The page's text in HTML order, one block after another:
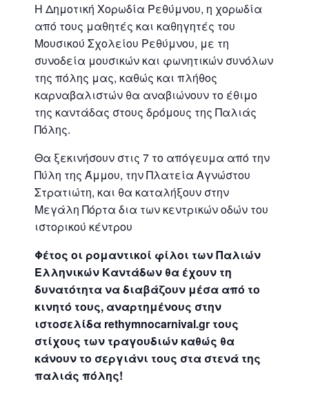
Η Δημοτική Χορωδία Ρεθύμνου, η χορωδία
από τους μαθητές και καθηγητές του
Μουσικού Σχολείου Ρεθύμνου, με τη
συνοδεία μουσικών και φωνητικών συνόλων
της πόλης μας, καθώς και πλήθος
καρναβαλιστών θα αναβιώνουν το έθιμο
της καντάδας στους δρόμους της Παλιάς
Πόλης.
Θα ξεκινήσουν στις 7 το απόγευμα από την
Πύλη της Άμμου, την Πλατεία Αγνώστου
Στρατιώτη, και θα καταλήξουν στην
Μεγάλη Πόρτα δια των κεντρικών οδών του
ιστορικού κέντρου
Φέτος οι ρομαντικοί φίλοι των Παλιών
Ελληνικών Καντάδων θα έχουν τη
δυνατότητα να διαβάζουν μέσα από το
κινητό τους, αναρτημένους στην
ιστοσελίδα rethymnocarnival.gr τους
στίχους των τραγουδιών καθώς θα
κάνουν το σεργιάνι τους στα στενά της
παλιάς πόλης!